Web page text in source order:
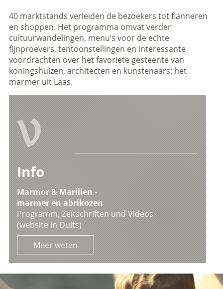
40 marktstands verleiden de bezoekers tot flanneren
en shoppen. Het programma omvat verder
cultuurwandelingen, menu’s voor de echte
fijnproevers, tentoonstellingen en interessante
voordrachten over het favoriete gesteente van
koningshuizen, architecten en kunstenaars: het
marmer uit Laas.
V
Info
Marmor & Marillen -
marmer en abrikozen
Programm, Zeitschriften und Videos
(website in Duits)
Meer weten